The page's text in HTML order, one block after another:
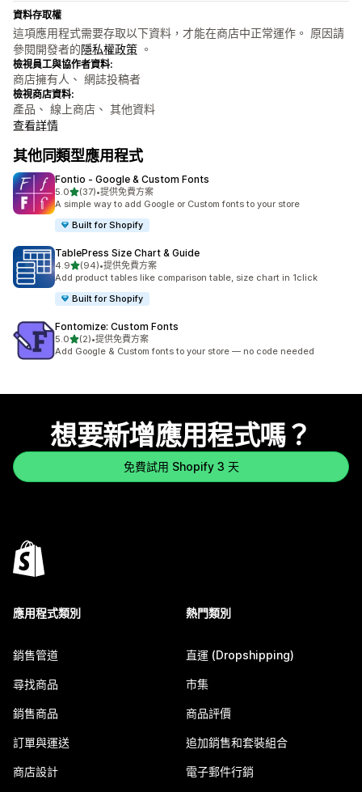
資料存取權
這項應用程式需要存取以下資料，才能在商店中正常運作。 原因請
參閱開發者的隱私權政策 。
檢視員工與協作者資料:
商店擁有人、 網誌投稿者
檢視商店資料:
產品、 線上商店、 其他資料
查看詳情
其他同類型應用程式
Fontio ‑ Google & Custom Fonts
5.0滿分 5 顆星
(37)
共有 37 則評價
•提供免費方案
A simple way to add Google or Custom fonts to your store
Built for Shopify
TablePress Size Chart & Guide
4.9滿分 5 顆星
(94)
共有 94 則評價
•提供免費方案
Add product tables like comparison table, size chart in 1click
Built for Shopify
Fontomize: Custom Fonts
5.0滿分 5 顆星
(2)
共有 2 則評價
•提供免費方案
Add Google & Custom fonts to your store — no code needed
想要新增應用程式嗎？
免費試用 Shopify 3 天
應用程式類別
銷售管道
尋找商品
銷售商品
訂單與運送
商店設計
熱門類別
直運 (Dropshipping)
市集
商品評價
追加銷售和套裝組合
電子郵件行銷